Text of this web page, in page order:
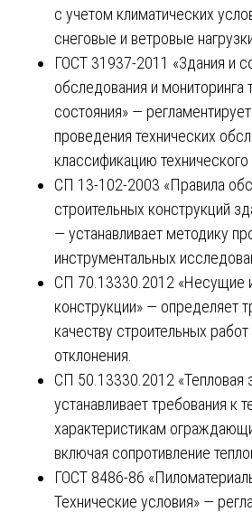
с учетом климатических
снеговые и ветровые
ГОСТ 31937-2011 «Здания и
обследования и мониторинга
состояния» —
проведения технических
классификацию технического
СП 13-102-2003 «Правила
строительных конструкций
— устанавливает методику
инструментальных
СП 70.13330.2012 «Несущие
конструкции» — определяет
качеству строительных
отклонения.
СП 50.13330.2012 «Тепловая
устанавливает требования к
характеристикам
включая сопротивление
ГОСТ 8486-86
Технические условия» —